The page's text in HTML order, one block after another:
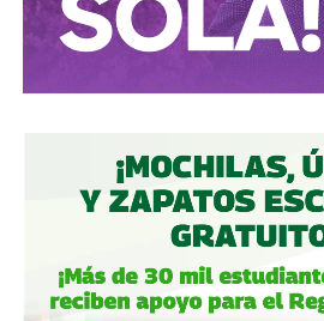
Autoridades:hagan su trabajo,
descuiden lo que hicieron antes
personas se sientan más seguras
bajo su cuidado, para evitar
ciudad que también es parte del
Gobierno municipal:no se
solo de cara a la contienda